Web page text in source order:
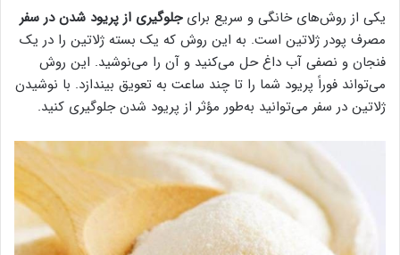
یکی از روش‌های خانگی و سریع برایجلوگیری از پریود شدن در سفر
مصرف پودر ژلاتین است. به این روش که یک بسته ژلاتین را در یک
فنجان و نصفی آب داغ حل می‌کنید و آن را می‌نوشید. این روش
می‌تواند فوراً پریود شما را تا چند ساعت به تعویق بیندازد. با نوشیدن
ژلاتین در سفر می‌توانید به‌طور مؤثر از پریود شدن جلوگیری کنید.